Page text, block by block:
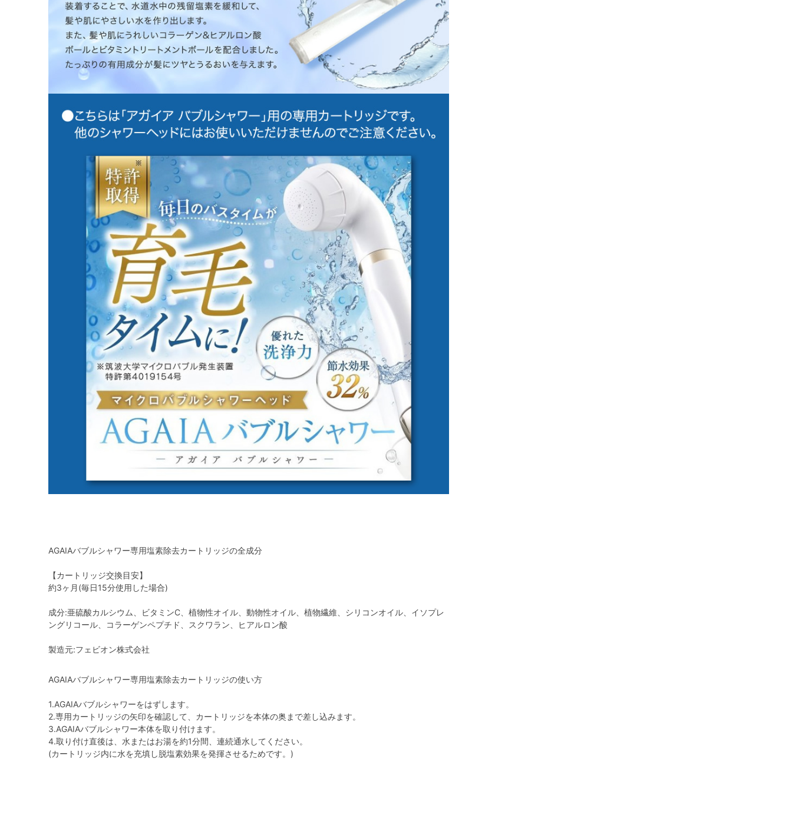
AGAIAバブルシャワー専用塩素除去カートリッジの全成分
【カートリッジ交換目安】
約3ヶ月(毎日15分使用した場合)
成分:亜硫酸カルシウム、ビタミンC、植物性オイル、動物性オイル、植物繊維、シリコンオイル、イソプレ
ングリコール、コラーゲンペプチド、スクワラン、ヒアルロン酸
製造元:フェビオン株式会社
AGAIAバブルシャワー専用塩素除去カートリッジの使い方
1.AGAIAバブルシャワーをはずします。
2.専用カートリッジの矢印を確認して、カートリッジを本体の奥まで差し込みます。
3.AGAIAバブルシャワー本体を取り付けます。
4.取り付け直後は、水またはお湯を約1分間、連続通水してください。
(カートリッジ内に水を充填し脱塩素効果を発揮させるためです。)